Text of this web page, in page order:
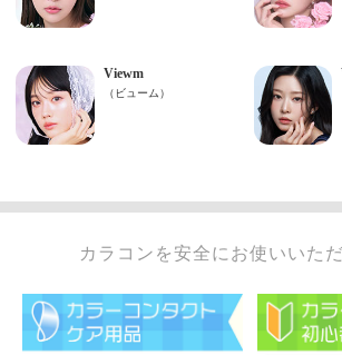
カラコンを安全にお使いいた